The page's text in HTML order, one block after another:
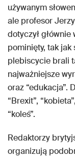
używanym
ale profesor
dotyczył
pominięty, tak jak
plebiscycie brali
najważniejsze
oraz “edukacja”.
“Brexit”,
“koleś”.
Redaktorzy
organizują